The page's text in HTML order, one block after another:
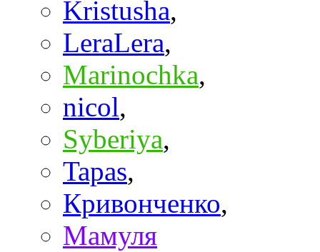
Kristusha,
LeraLera,
Marinochka,
nicol,
Syberiya,
Tapas,
Кривонченко,
Мамуля